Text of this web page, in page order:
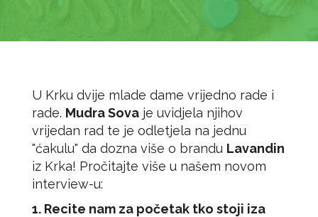
U Krku dvije mlade dame vrijedno rade i
rade. Mudra Sova je uvidjela njihov
vrijedan rad te je odletjela na jednu
"ćakulu" da dozna više o brandu Lavandin
iz Krka! Pročitajte više u našem novom
interview-u:
1. Recite nam za početak tko stoji iza